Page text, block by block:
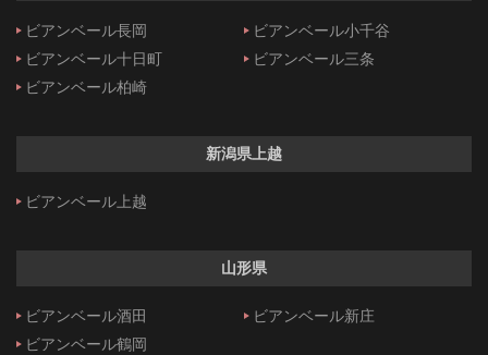
ビアンベール長岡
ビアンベール小千谷
ビアンベール十日町
ビアンベール三条
ビアンベール柏崎
新潟県上越
ビアンベール上越
山形県
ビアンベール酒田
ビアンベール新庄
ビアンベール鶴岡